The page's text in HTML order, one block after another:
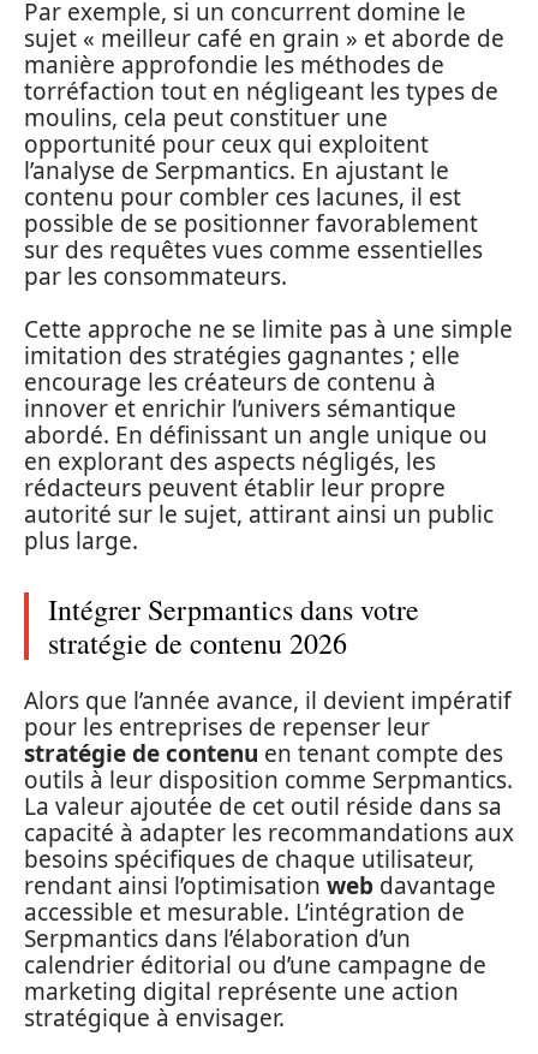
Par exemple, si un concurrent domine le
sujet « meilleur café en grain » et aborde de
manière approfondie les méthodes de
torréfaction tout en négligeant les types de
moulins, cela peut constituer une
opportunité pour ceux qui exploitent
l’analyse de Serpmantics. En ajustant le
contenu pour combler ces lacunes, il est
possible de se positionner favorablement
sur des requêtes vues comme essentielles
par les consommateurs.
Cette approche ne se limite pas à une simple
imitation des stratégies gagnantes ; elle
encourage les créateurs de contenu à
innover et enrichir l’univers sémantique
abordé. En définissant un angle unique ou
en explorant des aspects négligés, les
rédacteurs peuvent établir leur propre
autorité sur le sujet, attirant ainsi un public
plus large.
Intégrer Serpmantics dans votre
stratégie de contenu 2026
Alors que l’année avance, il devient impératif
pour les entreprises de repenser leur
stratégie de contenu en tenant compte des
outils à leur disposition comme Serpmantics.
La valeur ajoutée de cet outil réside dans sa
capacité à adapter les recommandations aux
besoins spécifiques de chaque utilisateur,
rendant ainsi l’optimisation web davantage
accessible et mesurable. L’intégration de
Serpmantics dans l’élaboration d’un
calendrier éditorial ou d’une campagne de
marketing digital représente une action
stratégique à envisager.